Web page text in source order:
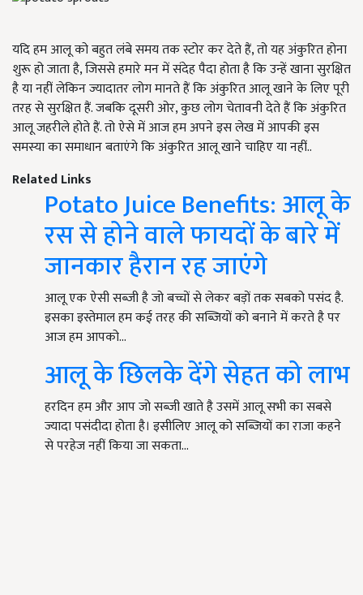
यदि हम आलू को बहुत लंबे समय तक स्टोर कर देते हैं, तो यह अंकुरित होना
शुरू हो जाता है, जिससे हमारे मन में संदेह पैदा होता है कि उन्हें खाना सुरक्षित
है या नहीं लेकिन ज्यादातर लोग मानते हैं कि अंकुरित आलू खाने के लिए पूरी
तरह से सुरक्षित हैं. जबकि दूसरी ओर, कुछ लोग चेतावनी देते हैं कि अंकुरित
आलू जहरीले होते हैं. तो ऐसे में आज हम अपने इस लेख में आपकी इस
समस्या का समाधान बताएंगे कि अंकुरित आलू खाने चाहिए या नहीं..
Related Links
Potato Juice Benefits: आलू के
रस से होने वाले फायदों के बारे में
जानकार हैरान रह जाएंगे
आलू एक ऐसी सब्जी है जो बच्चों से लेकर बड़ों तक सबको पसंद है.
इसका इस्तेमाल हम कई तरह की सब्जियों को बनाने में करते है पर
आज हम आपको…
आलू के छिलके देंगे सेहत को लाभ
हरदिन हम और आप जो सब्जी खाते है उसमें आलू सभी का सबसे
ज्यादा पसंदीदा होता है। इसीलिए आलू को सब्जियों का राजा कहने
से परहेज नहीं किया जा सकता…